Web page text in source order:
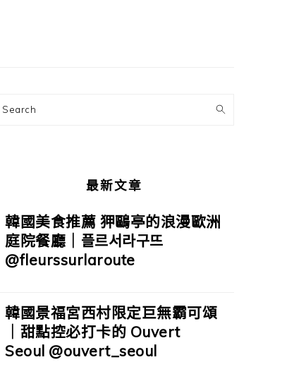
欄
Search
最新文章
韓國美食推薦 狎鷗亭的浪漫歐洲
庭院餐廳｜플르서라구뜨
@fleurssurlaroute
韓國景福宮西村限定巨無霸可頌
｜甜點控必打卡的 Ouvert
Seoul @ouvert_seoul